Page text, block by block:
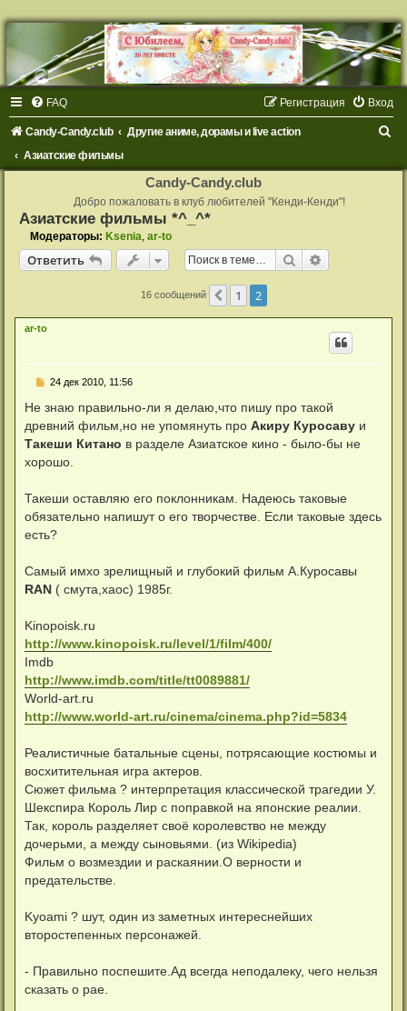
FAQ Вход
Регистрация
Candy-Candy.club
Другие аниме, дорамы и live action
Азиатские фильмы
Candy-Candy.club
Добро пожаловать в клуб любителей "Кенди-Кенди"!
Азиатские фильмы *^_^*
Модераторы: Ksenia, ar-to
Ответить Поиск
16 сообщений Пред.
1 2
ar-to
С
о
щ
е
н
и
24 дек 2010, 11:56
Не знаю правильно-ли я делаю,что пишу про такой
древний фильм,но не упомянуть про Акиру Куросаву и
Такеши Китано в разделе Азиатское кино - было-бы не
хорошо.
Такеши оставляю его поклонникам. Надеюсь таковые
обязательно напишут о его творчестве. Если таковые здесь
есть?
Самый имхо зрелищный и глубокий фильм А.Куросавы
RAN ( смута,хаос) 1985г.
Kinopoisk.ru
http://www.kinopoisk.ru/level/1/film/400/
Imdb
http://www.imdb.com/title/tt0089881/
World-art.ru
http://www.world-art.ru/cinema/cinema.php?id=5834
Реалистичные батальные сцены, потрясающие костюмы и
восхитительная игра актеров.
Сюжет фильма ? интерпретация классической трагедии У.
Шекспира Король Лир с поправкой на японские реалии.
Так, король разделяет своё королевство не между
дочерьми, а между сыновьями. (из Wikipedia)
Фильм о возмездии и раскаянии.О верности и
предательстве.
Kyoami ? шут, один из заметных интереснейших
второстепенных персонажей.
- Правильно поспешите.Ад всегда неподалеку, чего нельзя
сказать о рае.